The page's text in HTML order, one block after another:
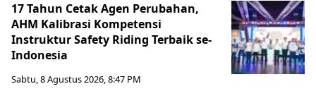
17 Tahun Cetak Agen Perubahan,
AHM Kalibrasi Kompetensi
Instruktur Safety Riding Terbaik se-
Indonesia
Sabtu, 8 Agustus 2026, 8:47 PM